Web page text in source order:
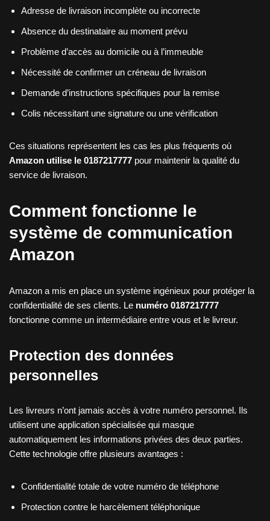
Adresse de livraison incomplète ou incorrecte
Absence du destinataire au moment prévu
Problème d’accès au domicile ou à l’immeuble
Nécessité de confirmer un créneau de livraison
Demande d’instructions spécifiques pour la remise
Colis nécessitant une signature ou une vérification
Ces situations représentent les cas les plus fréquents où
Amazon utilise le 0187217777 pour maintenir la qualité du
service de livraison.
Comment fonctionne le
système de communication
Amazon
Amazon a mis en place un système ingénieux pour protéger la
confidentialité de ses clients. Le numéro 0187217777
fonctionne comme un intermédiaire entre vous et le livreur.
Protection des données
personnelles
Les livreurs n’ont jamais accès à votre numéro personnel. Ils
utilisent une application spécialisée qui masque
automatiquement les informations privées des deux parties.
Cette technologie offre plusieurs avantages :
Confidentialité totale de votre numéro de téléphone
Protection contre le harcèlement téléphonique